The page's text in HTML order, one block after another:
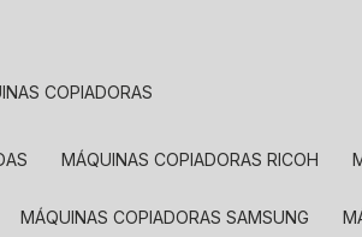
COPIADORAS
MÁQUINAS COPIADORAS RICOH
MÁQUINAS COPIADORAS SAMSUNG